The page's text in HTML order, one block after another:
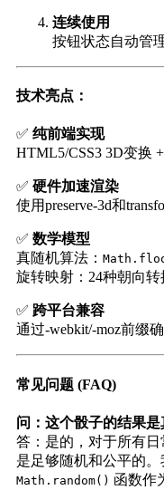
连续使用
按钮状态自动管
技术亮点：
✅ 纯前端实现
HTML5/CSS3 3D变换
✅ 硬件加速渲染
使用preserve-3d和
✅ 数学模型
真随机算法：
旋转映射：24种朝向转
✅ 跨平台兼容
通过-webkit/-moz前缀
常见问题 (FAQ)
问：这个骰子的结果是
答：是的，对于所有
是足够随机和公平的。
Math.random() 函数作